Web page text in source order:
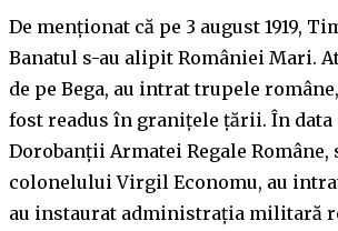
De menționat că pe 3 august 1919,
Banatul s-au alipit României Mari.
de pe Bega, au intrat trupele
fost readus în graniţele țării. În data
Dorobanţii Armatei Regale Române,
colonelului Virgil Economu, au
au instaurat administraţia militară